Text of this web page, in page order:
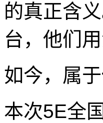
的真正含
台，他们
如今，属
本次5E全